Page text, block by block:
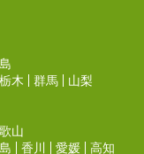
栃木 群馬
山梨
山
香川 愛媛 高知